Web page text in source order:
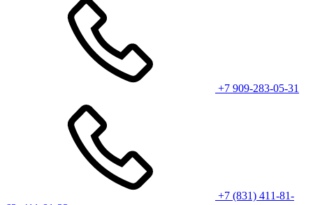
+7 909-283-05-31
+7 (831) 411-81-